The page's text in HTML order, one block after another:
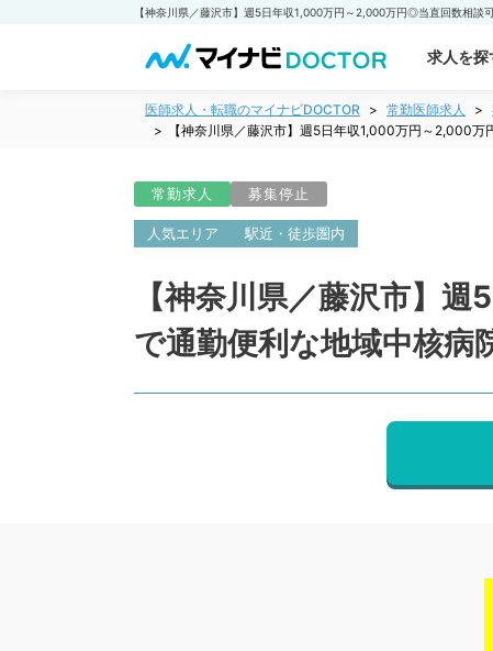
求人を探
医師求人・転職のマイナビDOCTOR 常勤医師求人
【神奈川県／藤沢市】週5日年収1,000万円～2,000
常勤求人 募集停止
人気エリア 駅近・徒歩圏内
【神奈川県／藤沢市】
で通勤便利な地域中核病